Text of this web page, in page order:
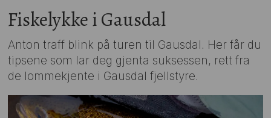
Fiskelykke i Gausdal
Anton traff blink på turen til Gausdal. Her får du
tipsene som lar deg gjenta suksessen, rett fra
de lommekjente i Gausdal fjellstyre.